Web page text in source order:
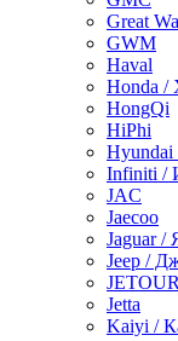
Great
GWM
Haval
Honda /
HongQi
HiPhi
Infiniti /
JAC
Jaecoo
Jaguar /
Jeep /
JETOUR
Jetta
Kaiyi /